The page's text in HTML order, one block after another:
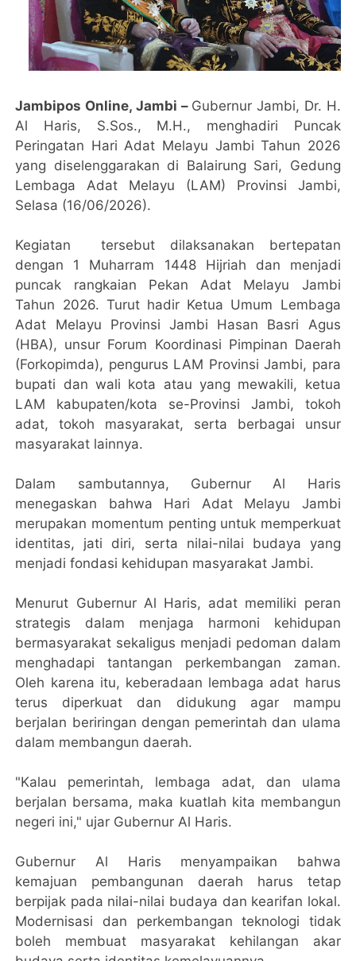
Jambipos Online, Jambi – Gubernur Jambi, Dr. H.
Al Haris, S.Sos., M.H., menghadiri Puncak
Peringatan Hari Adat Melayu Jambi Tahun 2026
yang diselenggarakan di Balairung Sari, Gedung
Lembaga Adat Melayu (LAM) Provinsi Jambi,
Selasa (16/06/2026).
Kegiatan tersebut dilaksanakan bertepatan
dengan 1 Muharram 1448 Hijriah dan menjadi
puncak rangkaian Pekan Adat Melayu Jambi
Tahun 2026. Turut hadir Ketua Umum Lembaga
Adat Melayu Provinsi Jambi Hasan Basri Agus
(HBA), unsur Forum Koordinasi Pimpinan Daerah
(Forkopimda), pengurus LAM Provinsi Jambi, para
bupati dan wali kota atau yang mewakili, ketua
LAM kabupaten/kota se-Provinsi Jambi, tokoh
adat, tokoh masyarakat, serta berbagai unsur
masyarakat lainnya.
Dalam sambutannya, Gubernur Al Haris
menegaskan bahwa Hari Adat Melayu Jambi
merupakan momentum penting untuk memperkuat
identitas, jati diri, serta nilai-nilai budaya yang
menjadi fondasi kehidupan masyarakat Jambi.
Menurut Gubernur Al Haris, adat memiliki peran
strategis dalam menjaga harmoni kehidupan
bermasyarakat sekaligus menjadi pedoman dalam
menghadapi tantangan perkembangan zaman.
Oleh karena itu, keberadaan lembaga adat harus
terus diperkuat dan didukung agar mampu
berjalan beriringan dengan pemerintah dan ulama
dalam membangun daerah.
"Kalau pemerintah, lembaga adat, dan ulama
berjalan bersama, maka kuatlah kita membangun
negeri ini," ujar Gubernur Al Haris.
Gubernur Al Haris menyampaikan bahwa
kemajuan pembangunan daerah harus tetap
berpijak pada nilai-nilai budaya dan kearifan lokal.
Modernisasi dan perkembangan teknologi tidak
boleh membuat masyarakat kehilangan akar